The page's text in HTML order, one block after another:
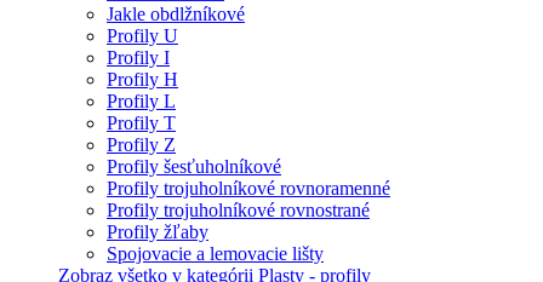
Jakle obdlžníkové
Profily U
Profily I
Profily H
Profily L
Profily T
Profily Z
Profily šesťuholníkové
Profily trojuholníkové rovnoramenné
Profily trojuholníkové rovnostrané
Profily žľaby
Spojovacie a lemovacie lišty
Zobraz všetko v kategórii Plasty - profily